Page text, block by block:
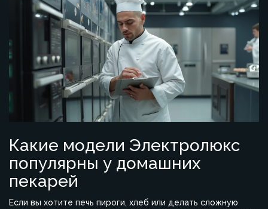
Какие модели Электролюкс
популярны у домашних
пекарей
Если вы хотите печь пироги, хлеб или делать сложную